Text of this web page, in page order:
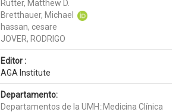
Rutter, Matthew D.
Bretthauer, Michael
hassan, cesare
JOVER, RODRIGO
Editor :
AGA Institute
Departamento:
Departamentos de la UMH::Medicina Clínica